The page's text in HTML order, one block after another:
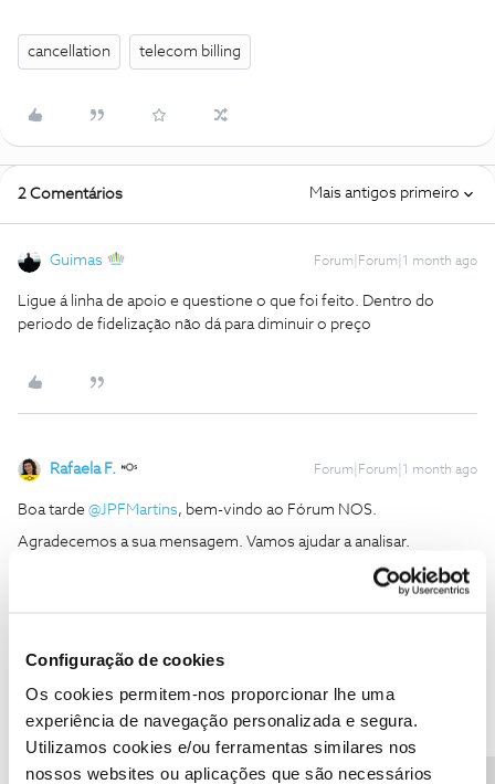
Configuração de cookies
Os cookies permitem-nos proporcionar lhe uma
experiência de navegação personalizada e segura.
Utilizamos cookies e/ou ferramentas similares nos
nossos websites ou aplicações que são necessários
cancellation telecom billing
2 Comentários Mais antigos primeiro
Guimas Forum|Forum|1 month ago
Ligue á linha de apoio e questione o que foi feito. Dentro do
periodo de fidelização não dá para diminuir o preço
Rafaela F. Forum|Forum|1 month ago
Boa tarde ​ @JPFMartins, bem-vindo ao Fórum NOS.
Agradecemos a sua mensagem. Vamos ajudar a analisar.
Envie-nos, por favor, uma mensagem privada para o perfil ​
Ajude a comunidade a encontrar informação relevante. Marque
como "Melhor Resposta" e faça "Like" nos melhores comentários.
Siga os perfis da moderação, através da opção "Seguir", para estar
sempre a par das últimas novidades.